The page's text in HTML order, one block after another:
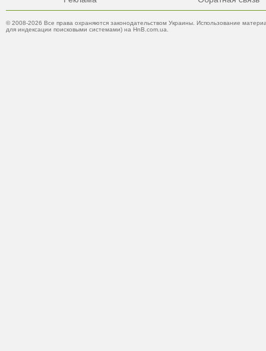
© 2008-2026 Все права охраняются законодательством Украины. Использование
для индексации поисковыми системами) на HnB.com.ua.